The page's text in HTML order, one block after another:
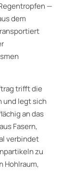
—
dem
trifft die
und legt sich
an das
Fasern,
verbindet
zu
Hohlraum,